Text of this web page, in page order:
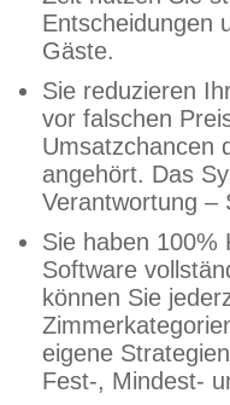
Entscheidungen
Gäste.
Sie reduzieren
vor falschen
Umsatzchancen
angehört. Das
Verantwortung –
Sie haben 100%
Software
können Sie
eigene
Fest-, Mindest-